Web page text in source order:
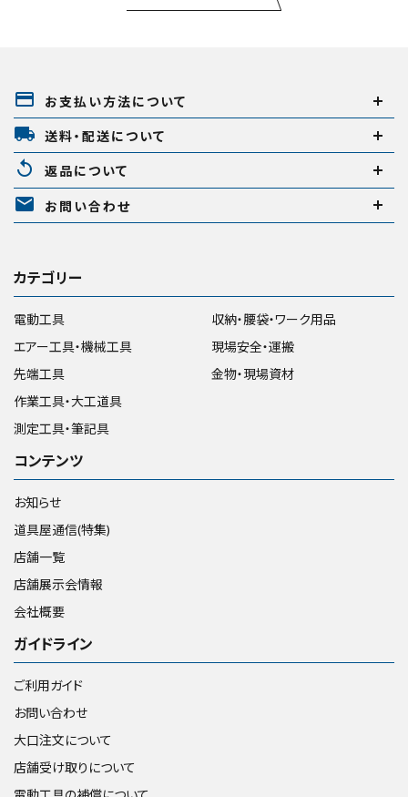
リセット
payment お支払い方法について
local_shipping 送料・配送について
replay 返品について
mail お問い合わせ
カテゴリー
電動工具
エアー工具・機械工具
先端工具
作業工具・大工道具
測定工具・筆記具
収納・腰袋・ワーク用品
現場安全・運搬
金物・現場資材
コンテンツ
お知らせ
道具屋通信(特集)
店舗一覧
店舗展示会情報
会社概要
ガイドライン
ご利用ガイド
お問い合わせ
大口注文について
店舗受け取りについて